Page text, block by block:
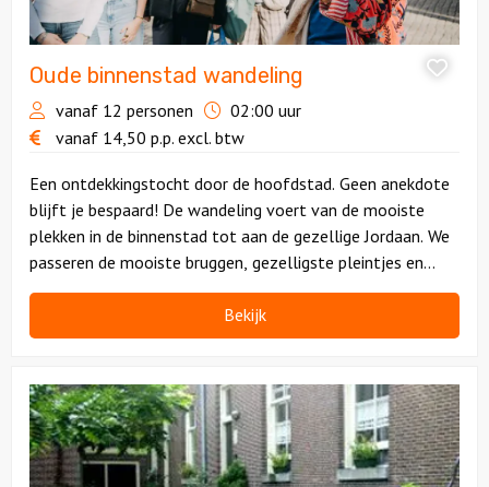
Oude binnenstad wandeling
vanaf 12 personen
02:00 uur
vanaf 14,50 p.p. excl. btw
Een ontdekkingstocht door de hoofdstad. Geen anekdote
blijft je bespaard! De wandeling voert van de mooiste
plekken in de binnenstad tot aan de gezellige Jordaan. We
passeren de mooiste bruggen, gezelligste pleintjes en
meest statige grachtenpanden.
Bekijk
Hofjeswandeling